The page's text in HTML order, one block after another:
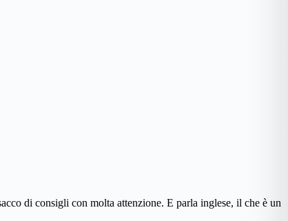
di consigli con molta attenzione. E parla inglese, il che è un